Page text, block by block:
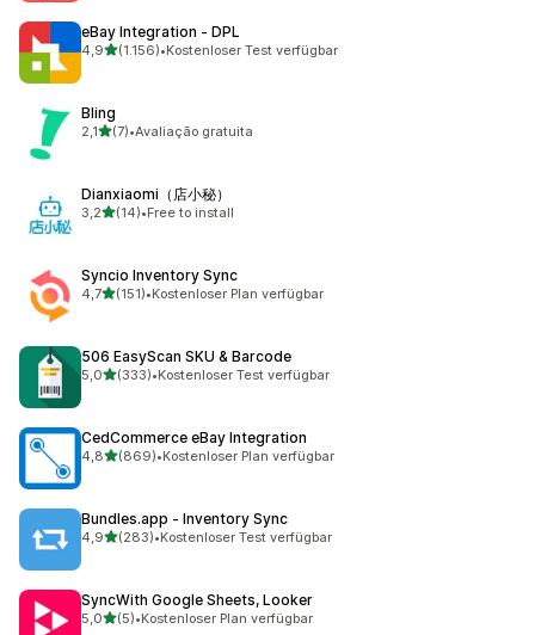
eBay Integration ‑ DPL
4,9von 5 Sternen
(1.156)
1156 Rezensionen insgesamt
•Kostenloser Test verfügbar
Bling
2,1von 5 Sternen
(7)
7 Rezensionen insgesamt
•Avaliação gratuita
Dianxiaomi（店小秘）
3,2von 5 Sternen
(14)
14 Rezensionen insgesamt
•Free to install
Syncio Inventory Sync
4,7von 5 Sternen
(151)
151 Rezensionen insgesamt
•Kostenloser Plan verfügbar
506 EasyScan SKU & Barcode
5,0von 5 Sternen
(333)
333 Rezensionen insgesamt
•Kostenloser Test verfügbar
CedCommerce eBay Integration
4,8von 5 Sternen
(869)
869 Rezensionen insgesamt
•Kostenloser Plan verfügbar
Bundles.app ‑ Inventory Sync
4,9von 5 Sternen
(283)
283 Rezensionen insgesamt
•Kostenloser Test verfügbar
SyncWith Google Sheets, Looker
5,0von 5 Sternen
(5)
5 Rezensionen insgesamt
•Kostenloser Plan verfügbar